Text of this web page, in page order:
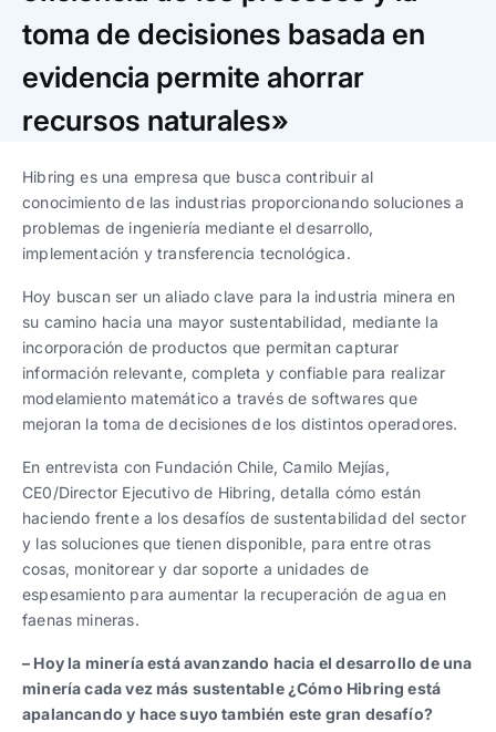
Trabaja con nosotros
Ver todo
Ver todas
EspañolEnglish
Ver todas
EspañolEnglish
progresivos de gestión
Ver todos
toma de decisiones basada en
evidencia permite ahorrar
recursos naturales»
Hibring es una empresa que busca contribuir al
conocimiento de las industrias proporcionando soluciones a
problemas de ingeniería mediante el desarrollo,
implementación y transferencia tecnológica.
Hoy buscan ser un aliado clave para la industria minera en
su camino hacia una mayor sustentabilidad, mediante la
incorporación de productos que permitan capturar
información relevante, completa y confiable para realizar
modelamiento matemático a través de softwares que
mejoran la toma de decisiones de los distintos operadores.
En entrevista con Fundación Chile, Camilo Mejías,
CE0/Director Ejecutivo de Hibring, detalla cómo están
haciendo frente a los desafíos de sustentabilidad del sector
y las soluciones que tienen disponible, para entre otras
cosas, monitorear y dar soporte a unidades de
espesamiento para aumentar la recuperación de agua en
faenas mineras.
– Hoy la minería está avanzando hacia el desarrollo de una
minería cada vez más sustentable ¿Cómo Hibring está
apalancando y hace suyo también este gran desafío?